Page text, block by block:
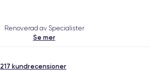
Renoverad av Specialister
Se mer
217 kundrecensioner